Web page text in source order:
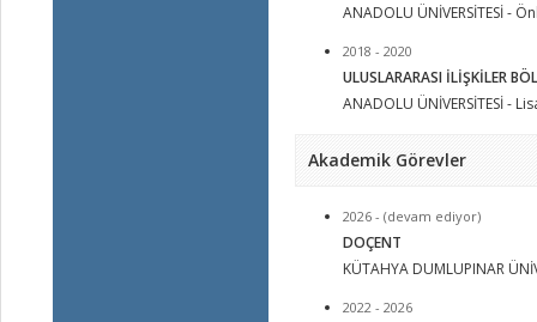
ANADOLU ÜNİVERSİTESİ -
2018 - 2020
ULUSLARARASI İLİŞKİLER
ANADOLU ÜNİVERSİTESİ -
Akademik Görevler
2026 - (devam ediyor)
DOÇENT
KÜTAHYA DUMLUPINAR
2022 - 2026